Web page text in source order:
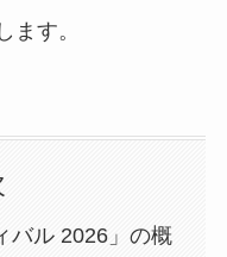
ます。
バル 2026」の概